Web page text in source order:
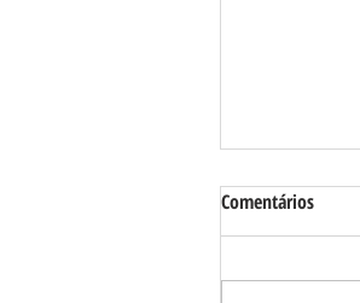
Comentários